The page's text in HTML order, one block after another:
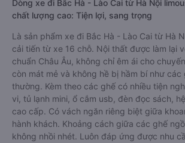
Dòng xe đi Bắc Hà - Lào Cai từ Hà Nội
chất lượng cao: Tiện lợi, sang trọng
Là sản phẩm xe đi Bắc Hà - Lào Cai từ Hà
cải tiến từ xe 16 chỗ. Nội thất được làm lại
chuẩn Châu Âu, không chỉ êm ái cho
còn mát mẻ và không hề bị hầm bí như các
thường. Kèm theo các ghế có nhiều tiện
vi, tủ lạnh mini, ổ cắm usb, đèn đọc sách,
cao cấp. Có vách ngăn riêng biệt giữa
hành khách. Khoảng cách giữa các ghế
không nhồi nhét. Luôn đáp ứng được nhu